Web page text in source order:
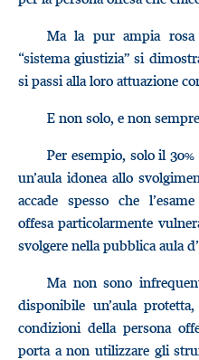
Ma la pur ampia
“sistema giustizia” si
si passi alla loro attuazione
E non solo, e non
Per esempio, solo il
un’aula idonea allo
accade spesso che
offesa particolarmente
svolgere nella pubblica aula
Ma non sono
disponibile un’aula
condizioni della persona
porta a non utilizzare gli